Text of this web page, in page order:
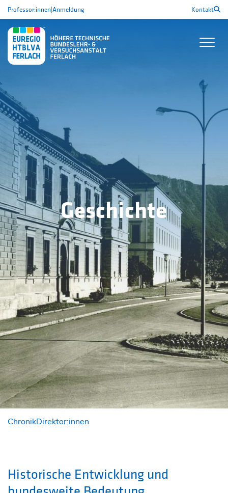
Professor:innen|Anmeldung Kontakt
Geschichte
ChronikDirektor:innen
Historische Entwicklung und